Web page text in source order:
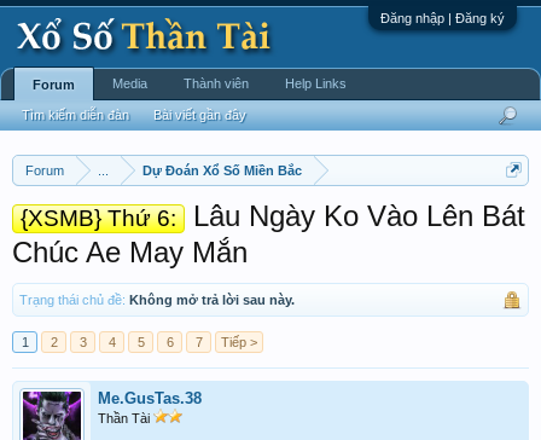
Đăng nhập | Đăng ký
Forum Dự Đoán Xổ Số Miền Bắc
{XSMB} Thứ 6:
Lâu Ngày Ko Vào Lên Bát
Chúc Ae May Mắn
Trạng thái chủ đề: Không mở trả lời sau này.
1 2 3 4 5 6 7 Tiếp >
Me.GusTas.38
Thần Tài
Forum
Tìm kiếm diễn đàn Bài viết gần đây
Media Thành viên Help Links